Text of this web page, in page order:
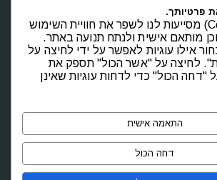
פרטיותך.
עוגיות (Cookies) מסייעות לנו לשפר את חוויית השימוש
מותאם אישית ולנתח תנועה באתר.
אילו עוגיות לאפשר על ידי לחיצה על
לחיצה על "אשר הכול" תספק את
"דחה הכול" כדי לדחות עוגיות שאינן
התאמה אישית
דחה הכול